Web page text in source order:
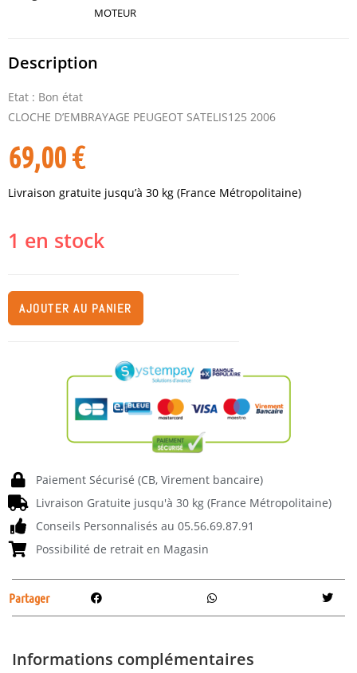
MOTEUR
Description
Etat : Bon état
CLOCHE D’EMBRAYAGE PEUGEOT SATELIS125 2006
69,00€
Livraison gratuite jusqu’à 30 kg (France Métropolitaine)
1 en stock
AJOUTER AU PANIER
Paiement Sécurisé (CB, Virement bancaire)
Livraison Gratuite jusqu'à 30 kg (France Métropolitaine)
Conseils Personnalisés au 05.56.69.87.91
Possibilité de retrait en Magasin
Partager
Informations complémentaires